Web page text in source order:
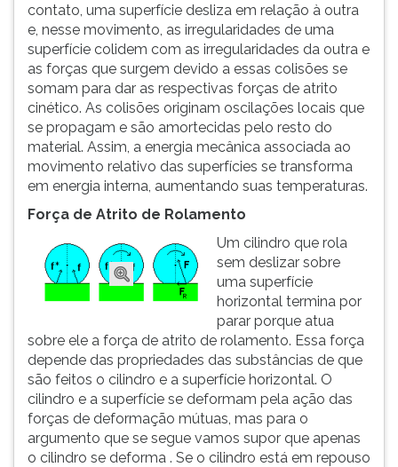
contato, uma superfície desliza em relação à outra
e, nesse movimento, as irregularidades de uma
superfície colidem com as irregularidades da outra e
as forças que surgem devido a essas colisões se
somam para dar as respectivas forças de atrito
cinético. As colisões originam oscilações locais que
se propagam e são amortecidas pelo resto do
material. Assim, a energia mecânica associada ao
movimento relativo das superfícies se transforma
em energia interna, aumentando suas temperaturas.
Força de Atrito de Rolamento
Um cilindro que rola
sem deslizar sobre
uma superfície
horizontal termina por
parar porque atua
sobre ele a força de atrito de rolamento. Essa força
depende das propriedades das substâncias de que
são feitos o cilindro e a superfície horizontal. O
cilindro e a superfície se deformam pela ação das
forças de deformação mútuas, mas para o
argumento que se segue vamos supor que apenas
o cilindro se deforma . Se o cilindro está em repouso